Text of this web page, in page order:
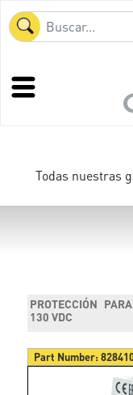
Todas nuestras
PROTECCIÓN
130 VDC
Part Number: